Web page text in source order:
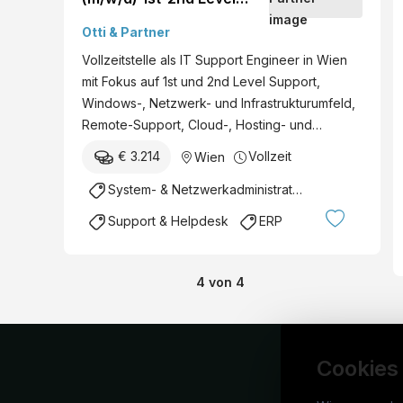
Infrastructure
Otti & Partner
Vollzeitstelle als IT Support Engineer in Wien
mit Fokus auf 1st und 2nd Level Support,
Windows-, Netzwerk- und Infrastrukturumfeld,
Remote-Support, Cloud-, Hosting- und…
€ 3.214 Wien Vollzeit
System- & Netzwerkadministration
Support & Helpdesk ERP
4 von 4